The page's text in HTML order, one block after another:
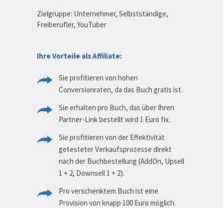
Zielgruppe: Unternehmer, Selbstständige,
Freiberufler, YouTuber
Ihre Vorteile als Affiliate:
Sie profitieren von hohen
Conversionraten, da das Buch gratis ist.
Sie erhalten pro Buch, das über Ihren
Partner-Link bestellt wird 1 Euro fix.
Sie profitieren von der Effektivität
getesteter Verkaufsprozesse direkt
nach der Buchbestellung (AddOn, Upsell
1 + 2, Downsell 1 + 2).
Pro verschenktem Buch ist eine
Provision von knapp 100 Euro möglich.